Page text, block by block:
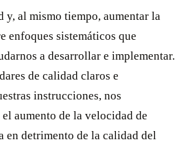
y, al mismo tiempo, aumentar la
enfoques sistemáticos que
a desarrollar e implementar.
de calidad claros e
instrucciones, nos
el aumento de la velocidad de
en detrimento de la calidad del